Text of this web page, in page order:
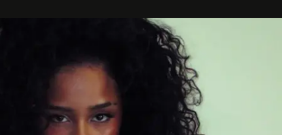
Tropez. Dit zijn de nieuwe adressen
toon zetten, van lange lunches tot